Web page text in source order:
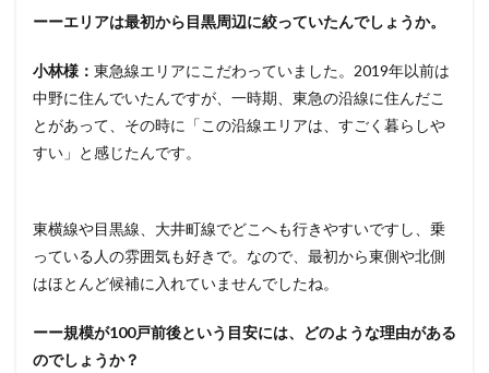
ーーエリアは最初から目黒周辺に絞っていたんでしょうか。
小林様： 東急線エリアにこだわっていました。2019年以前は
中野に住んでいたんですが、一時期、東急の沿線に住んだこ
とがあって、その時に「この沿線エリアは、すごく暮らしや
すい」と感じたんです。
東横線や目黒線、大井町線でどこへも行きやすいですし、乗
っている人の雰囲気も好きで。なので、最初から東側や北側
はほとんど候補に入れていませんでしたね。
ーー規模が100戸前後という目安には、どのような理由がある
のでしょうか？